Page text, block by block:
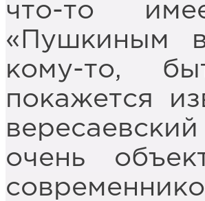
что-то
«Пушкиным
кому-то,
покажется
очень